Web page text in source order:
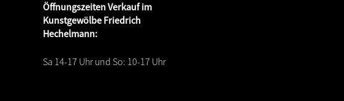
ÖffnungszeitenVerkauf im
Kunstgewölbe Friedrich
Hechelmann:
Sa 14-17 Uhr und So: 10-17 Uhr